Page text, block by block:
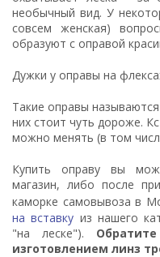
необычный вид. У
совсем женская)
образуют с оправой
Дужки у оправы на
Такие оправы
них стоит чуть дороже.
можно менять (в том
Купить оправу вы
магазин, либо после
каморке самовывоза в
на вставку из нашего
"на леске").
изготовлением линз